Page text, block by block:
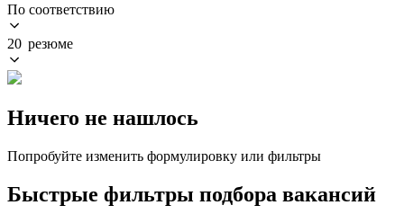
По соответствию
20 резюме
Ничего не нашлось
Попробуйте изменить формулировку или фильтры
Быстрые фильтры подбора вакансий